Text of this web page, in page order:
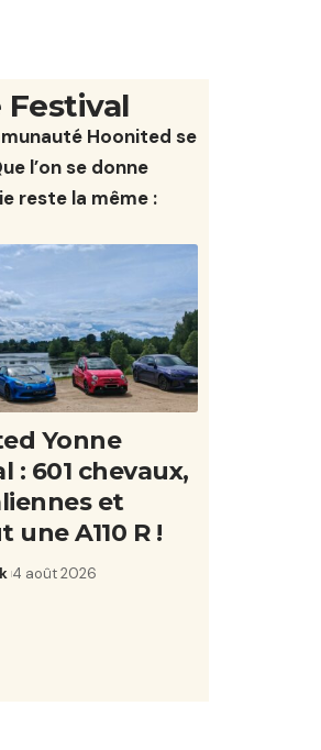
Festival
Hoonited se
l’on se donne
reste la même :
Yonne
: 601 chevaux,
et
A110 R !
4 août 2026